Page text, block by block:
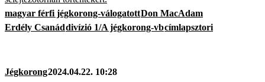
magyar férfi jégkorong-válogatottDon MacAdam
Erdély Csanáddivízió 1/A jégkorong-vbcímlapsztori
Jégkorong2024.04.22. 10:28